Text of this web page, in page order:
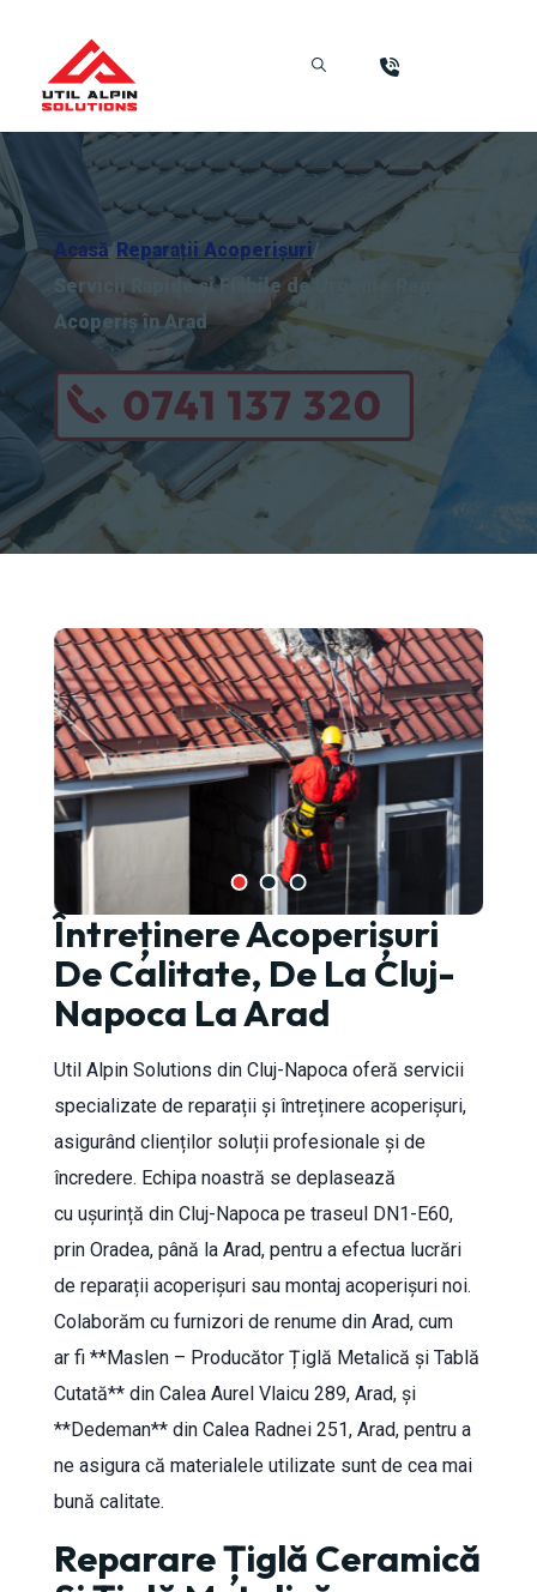
Acasă/ Reparații Acoperișuri/
Servicii Rapide și Fiabile de Urgențe Reparații
Acoperiș în Arad
Întreținere Acoperișuri
De Calitate, De La Cluj-
Napoca La Arad
Util Alpin Solutions din Cluj-Napoca oferă servicii
specializate de reparații și întreținere acoperișuri,
asigurând clienților soluții profesionale și de
încredere. Echipa noastră se deplasează
cu ușurință din Cluj-Napoca pe traseul DN1-E60,
prin Oradea, până la Arad, pentru a efectua lucrări
de reparații acoperișuri sau montaj acoperișuri noi.
Colaborăm cu furnizori de renume din Arad, cum
ar fi **Maslen – Producător Țiglă Metalică și Tablă
Cutată** din Calea Aurel Vlaicu 289, Arad, și
**Dedeman** din Calea Radnei 251, Arad, pentru a
ne asigura că materialele utilizate sunt de cea mai
bună calitate.
Reparare Țiglă Ceramică